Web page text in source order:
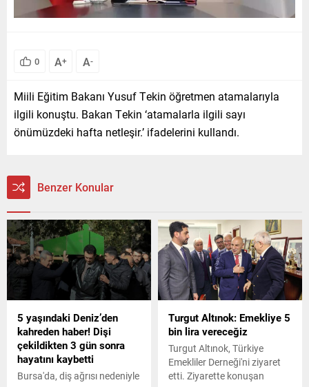
0 A+ A-
Miili Eğitim Bakanı Yusuf Tekin öğretmen atamalarıyla
ilgili konuştu. Bakan Tekin ‘atamalarla ilgili sayı
önümüzdeki hafta netleşir.’ ifadelerini kullandı.
Benzer Konular
5 yaşındaki Deniz’den
kahreden haber! Dişi
çekildikten 3 gün sonra
hayatını kaybetti
Bursa'da, diş ağrısı nedeniyle
Turgut Altınok: Emekliye 5
bin lira vereceğiz
Turgut Altınok, Türkiye
Emekliler Derneği'ni ziyaret
etti. Ziyarette konuşan